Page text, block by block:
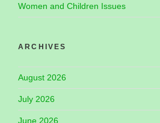
Women and Children Issues
ARCHIVES
August 2026
July 2026
June 2026